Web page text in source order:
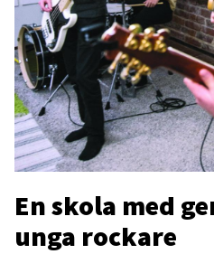
En skola med
unga rockare